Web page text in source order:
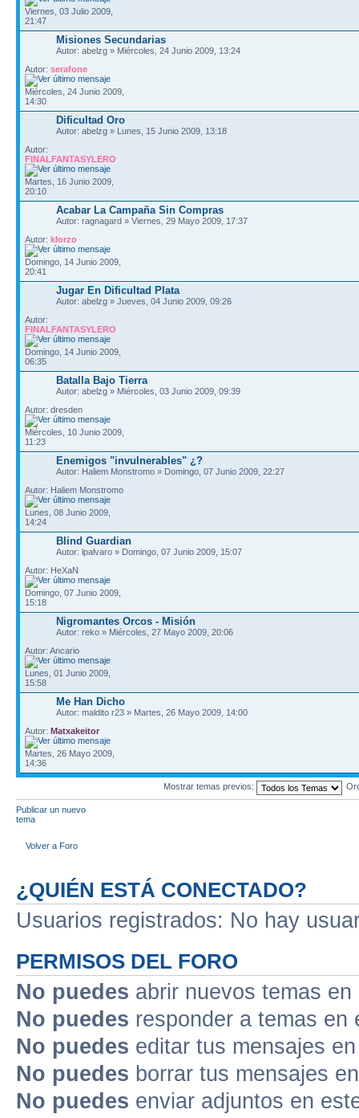
Viernes, 03 Julio 2009,
21:47
Misiones Secundarias
Autor: abelzg » Miércoles, 24 Junio 2009, 13:24
Autor: serafone
Miércoles, 24 Junio 2009,
14:30
Dificultad Oro
Autor: abelzg » Lunes, 15 Junio 2009, 13:18
Autor:
FINALFANTASYLERO
Martes, 16 Junio 2009,
20:10
Acabar La Campaña Sin Compras
Autor: ragnagard » Viernes, 29 Mayo 2009, 17:37
Autor: klorzo
Domingo, 14 Junio 2009,
20:41
Jugar En Dificultad Plata
Autor: abelzg » Jueves, 04 Junio 2009, 09:26
Autor:
FINALFANTASYLERO
Domingo, 14 Junio 2009,
06:35
Batalla Bajo Tierra
Autor: abelzg » Miércoles, 03 Junio 2009, 09:39
Autor: dresden
Miércoles, 10 Junio 2009,
11:23
Enemigos "invulnerables" ¿?
Autor: Haliem Monstromo » Domingo, 07 Junio 2009, 22:27
Autor: Haliem Monstromo
Lunes, 08 Junio 2009,
14:24
Blind Guardian
Autor: lpalvaro » Domingo, 07 Junio 2009, 15:07
Autor: HeXaN
Domingo, 07 Junio 2009,
15:18
Nigromantes Orcos - Misión
Autor: reko » Miércoles, 27 Mayo 2009, 20:06
Autor: Ancario
Lunes, 01 Junio 2009,
15:58
Me Han Dicho
Autor: maldito r23 » Martes, 26 Mayo 2009, 14:00
Autor: Matxakeitor
Martes, 26 Mayo 2009,
14:36
Mostrar temas previos:
Publicar un nuevo
tema
Volver a Foro
¿QUIÉN ESTÁ CONECTADO?
Usuarios registrados: No hay
PERMISOS DEL FORO
No puedes abrir nuevos temas
No puedes responder a temas en
No puedes editar tus mensajes
No puedes borrar tus mensajes
No puedes enviar adjuntos en